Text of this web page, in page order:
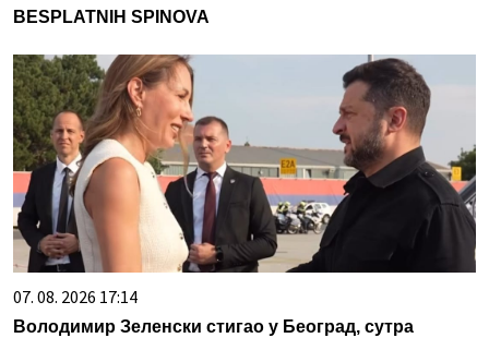
BESPLATNIH SPINOVA
07. 08. 2026 17:14
Володимир Зеленски стигао у Београд, сутра